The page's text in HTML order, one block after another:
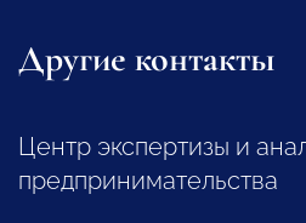
Другие контакты
Центр экспертизы и
предпринимательства